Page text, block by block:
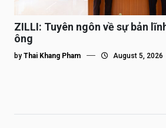
ZILLI: Tuyên ngôn về sự bản
ông
by Thai Khang Pham August 5, 2026